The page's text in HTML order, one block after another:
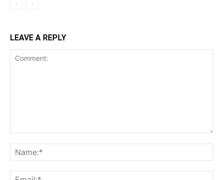
LEAVE A REPLY